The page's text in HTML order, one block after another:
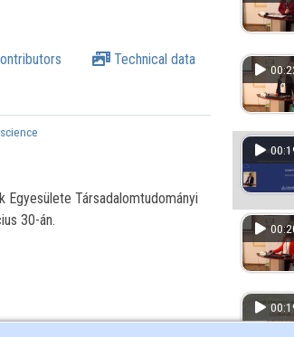
Technical data
Társadalomtudományi
30-án.